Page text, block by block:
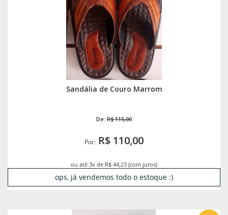
Sandália de Couro Marrom
De: R$ 115,00
Por: R$ 110,00
ou até 3x de R$ 44,23 (com juros)
ops, já vendemos todo o estoque :)